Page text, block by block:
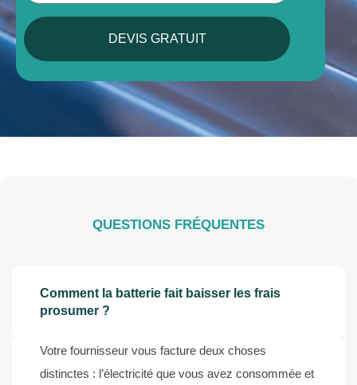
DEVIS GRATUIT
QUESTIONS FRÉQUENTES
Comment la batterie fait baisser les frais
prosumer ?
Votre fournisseur vous facture deux choses
distinctes : l’électricité que vous avez consommée et